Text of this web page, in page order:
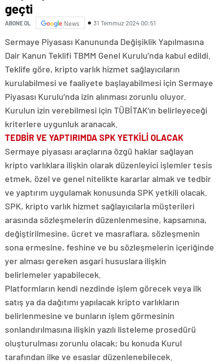
geçti
ABONE OL News 31 Temmuz 2024 00:51
Sermaye Piyasası Kanununda Değişiklik Yapılmasına
Dair Kanun Teklifi TBMM Genel Kurulu’nda kabul edildi.
Teklife göre, kripto varlık hizmet sağlayıcıların
kurulabilmesi ve faaliyete başlayabilmesi için Sermaye
Piyasası Kurulu’nda izin alınması zorunlu oluyor.
Kurulun izin verebilmesi için TÜBİTAK‘ın belirleyeceği
kriterlere uygunluk aranacak.
TEDBİR VE YAPTIRIMDA SPK YETKİLİ OLACAK
Sermaye piyasası araçlarına özgü haklar sağlayan
kripto varlıklara ilişkin olarak düzenleyici işlemler tesis
etmek, özel ve genel nitelikte kararlar almak ve tedbir
ve yaptırım uygulamak konusunda SPK yetkili olacak.
SPK, kripto varlık hizmet sağlayıcılarla müşterileri
arasında sözleşmelerin düzenlenmesine, kapsamına,
değiştirilmesine, ücret ve masraflara, sözleşmenin
sona ermesine, feshine ve bu sözleşmelerin içeriğinde
yer alması gereken asgari hususlara ilişkin
belirlemeler yapabilecek.
Platformların kendi nezdinde işlem görecek veya ilk
satış ya da dağıtımı yapılacak kripto varlıkların
belirlenmesine ve bunların işlem görmesinin
sonlandırılmasına ilişkin yazılı listeleme prosedürü
oluşturulması zorunlu olacak; bu konuda Kurul
tarafından ilke ve esaslar düzenlenebilecek.